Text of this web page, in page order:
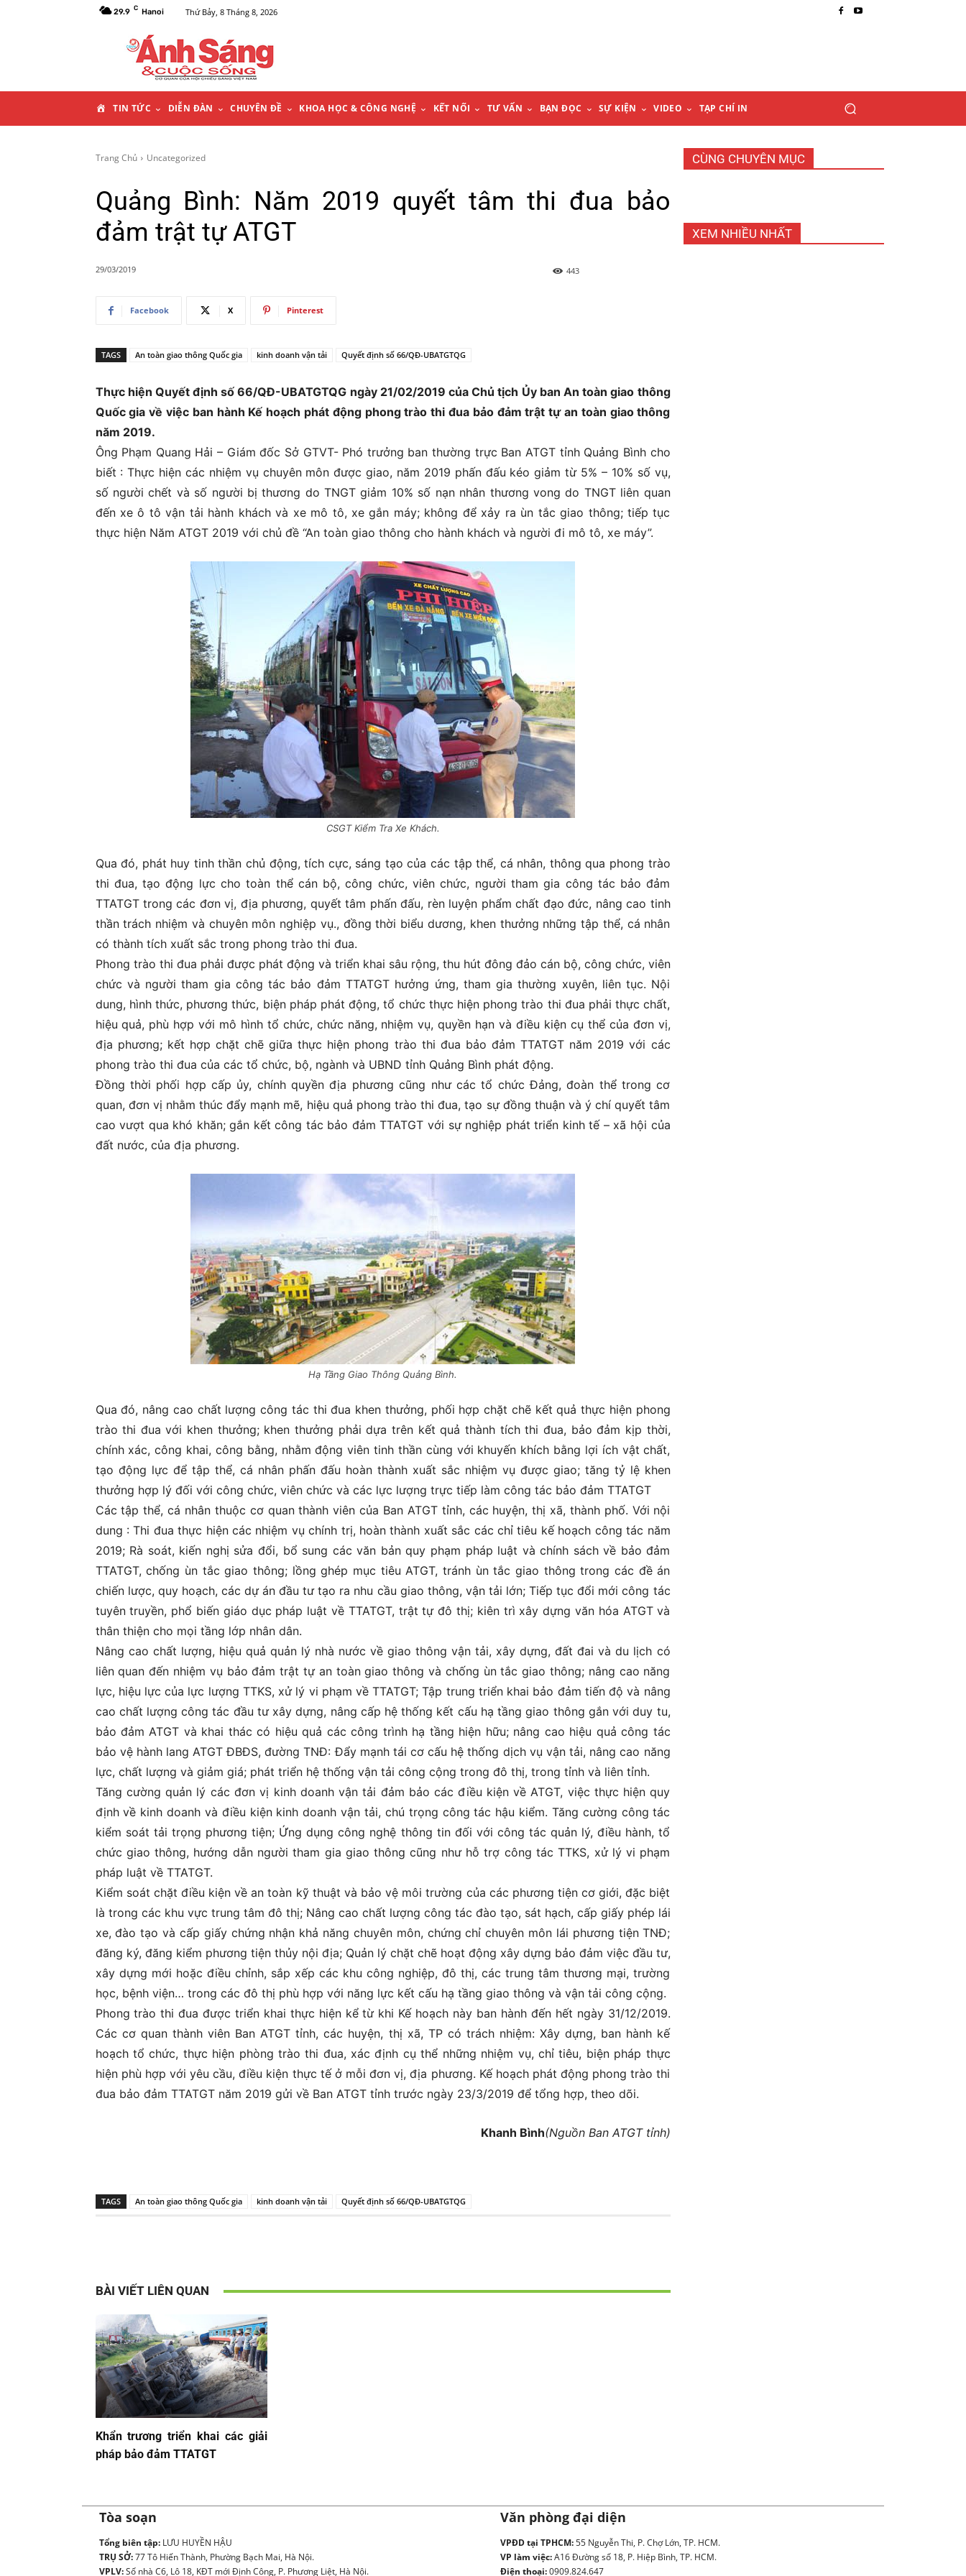
29.9 C Hanoi Thứ Bảy, 8 Tháng 8, 2026
N
H
Ủ
TIN TỨC DIỄN ĐÀN CHUYÊN ĐỀ KHOA HỌC & CÔNG NGHỆ KẾT NỐI TƯ VẤN BẠN ĐỌC SỰ KIỆN VIDEO TẠP CHÍ IN
Trang Chủ Uncategorized
Quảng Bình: Năm 2019 quyết tâm thi đua bảo
đảm trật tự ATGT
29/03/2019 443
Facebook X Pinterest
TAGS An toàn giao thông Quốc gia kinh doanh vận tải Quyết định số 66/QĐ-UBATGTQG
Thực hiện Quyết định số 66/QĐ-UBATGTQG ngày 21/02/2019 của Chủ tịch Ủy ban An toàn giao thông
Quốc gia về việc ban hành Kế hoạch phát động phong trào thi đua bảo đảm trật tự an toàn giao thông
năm 2019.
Ông Phạm Quang Hải – Giám đốc Sở GTVT- Phó trưởng ban thường trực Ban ATGT tỉnh Quảng Bình cho
biết : Thực hiện các nhiệm vụ chuyên môn được giao, năm 2019 phấn đấu kéo giảm từ 5% – 10% số vụ,
số người chết và số người bị thương do TNGT giảm 10% số nạn nhân thương vong do TNGT liên quan
đến xe ô tô vận tải hành khách và xe mô tô, xe gắn máy; không để xảy ra ùn tắc giao thông; tiếp tục
thực hiện Năm ATGT 2019 với chủ đề “An toàn giao thông cho hành khách và người đi mô tô, xe máy”.
CSGT Kiểm Tra Xe Khách.
Qua đó, phát huy tinh thần chủ động, tích cực, sáng tạo của các tập thể, cá nhân, thông qua phong trào
thi đua, tạo động lực cho toàn thể cán bộ, công chức, viên chức, người tham gia công tác bảo đảm
TTATGT trong các đơn vị, địa phương, quyết tâm phấn đấu, rèn luyện phẩm chất đạo đức, nâng cao tinh
thần trách nhiệm và chuyên môn nghiệp vụ., đồng thời biểu dương, khen thưởng những tập thể, cá nhân
có thành tích xuất sắc trong phong trào thi đua.
Phong trào thi đua phải được phát động và triển khai sâu rộng, thu hút đông đảo cán bộ, công chức, viên
chức và người tham gia công tác bảo đảm TTATGT hưởng ứng, tham gia thường xuyên, liên tục. Nội
dung, hình thức, phương thức, biện pháp phát động, tổ chức thực hiện phong trào thi đua phải thực chất,
hiệu quả, phù hợp với mô hình tổ chức, chức năng, nhiệm vụ, quyền hạn và điều kiện cụ thể của đơn vị,
địa phương; kết hợp chặt chẽ giữa thực hiện phong trào thi đua bảo đảm TTATGT năm 2019 với các
phong trào thi đua của các tổ chức, bộ, ngành và UBND tỉnh Quảng Bình phát động.
Đồng thời phối hợp cấp ủy, chính quyền địa phương cũng như các tổ chức Đảng, đoàn thể trong cơ
quan, đơn vị nhằm thúc đẩy mạnh mẽ, hiệu quả phong trào thi đua, tạo sự đồng thuận và ý chí quyết tâm
cao vượt qua khó khăn; gắn kết công tác bảo đảm TTATGT với sự nghiệp phát triển kinh tế – xã hội của
đất nước, của địa phương.
Hạ Tầng Giao Thông Quảng Bình.
Qua đó, nâng cao chất lượng công tác thi đua khen thưởng, phối hợp chặt chẽ kết quả thực hiện phong
trào thi đua với khen thưởng; khen thưởng phải dựa trên kết quả thành tích thi đua, bảo đảm kịp thời,
chính xác, công khai, công bằng, nhằm động viên tinh thần cùng với khuyến khích bằng lợi ích vật chất,
tạo động lực để tập thể, cá nhân phấn đấu hoàn thành xuất sắc nhiệm vụ được giao; tăng tỷ lệ khen
thưởng hợp lý đối với công chức, viên chức và các lực lượng trực tiếp làm công tác bảo đảm TTATGT
Các tập thể, cá nhân thuộc cơ quan thành viên của Ban ATGT tỉnh, các huyện, thị xã, thành phố. Với nội
dung : Thi đua thực hiện các nhiệm vụ chính trị, hoàn thành xuất sắc các chỉ tiêu kế hoạch công tác năm
2019; Rà soát, kiến nghị sửa đổi, bổ sung các văn bản quy phạm pháp luật và chính sách về bảo đảm
TTATGT, chống ùn tắc giao thông; lồng ghép mục tiêu ATGT, tránh ùn tắc giao thông trong các đề án
chiến lược, quy hoạch, các dự án đầu tư tạo ra nhu cầu giao thông, vận tải lớn; Tiếp tục đổi mới công tác
tuyên truyền, phổ biến giáo dục pháp luật về TTATGT, trật tự đô thị; kiên trì xây dựng văn hóa ATGT và
thân thiện cho mọi tầng lớp nhân dân.
Nâng cao chất lượng, hiệu quả quản lý nhà nước về giao thông vận tải, xây dựng, đất đai và du lịch có
liên quan đến nhiệm vụ bảo đảm trật tự an toàn giao thông và chống ùn tắc giao thông; nâng cao năng
lực, hiệu lực của lực lượng TTKS, xử lý vi phạm về TTATGT; Tập trung triển khai bảo đảm tiến độ và nâng
cao chất lượng công tác đầu tư xây dựng, nâng cấp hệ thống kết cấu hạ tầng giao thông gắn với duy tu,
bảo đảm ATGT và khai thác có hiệu quả các công trình hạ tầng hiện hữu; nâng cao hiệu quả công tác
bảo vệ hành lang ATGT ĐBĐS, đường TNĐ: Đẩy mạnh tái cơ cấu hệ thống dịch vụ vận tải, nâng cao năng
lực, chất lượng và giảm giá; phát triển hệ thống vận tải công cộng trong đô thị, trong tỉnh và liên tỉnh.
Tăng cường quản lý các đơn vị kinh doanh vận tải đảm bảo các điều kiện về ATGT, việc thực hiện quy
định về kinh doanh và điều kiện kinh doanh vận tải, chú trọng công tác hậu kiểm. Tăng cường công tác
kiểm soát tải trọng phương tiện; Ứng dụng công nghệ thông tin đối với công tác quản lý, điều hành, tổ
chức giao thông, hướng dẫn người tham gia giao thông cũng như hỗ trợ công tác TTKS, xử lý vi phạm
pháp luật về TTATGT.
Kiểm soát chặt điều kiện về an toàn kỹ thuật và bảo vệ môi trường của các phương tiện cơ giới, đặc biệt
là trong các khu vực trung tâm đô thị; Nâng cao chất lượng công tác đào tạo, sát hạch, cấp giấy phép lái
xe, đào tạo và cấp giấy chứng nhận khả năng chuyên môn, chứng chỉ chuyên môn lái phương tiện TNĐ;
đăng ký, đăng kiểm phương tiện thủy nội địa; Quản lý chặt chẽ hoạt động xây dựng bảo đảm việc đầu tư,
xây dựng mới hoặc điều chỉnh, sắp xếp các khu công nghiệp, đô thị, các trung tâm thương mại, trường
học, bệnh viện… trong các đô thị phù hợp với năng lực kết cấu hạ tầng giao thông và vận tải công cộng.
Phong trào thi đua được triển khai thực hiện kể từ khi Kế hoạch này ban hành đến hết ngày 31/12/2019.
Các cơ quan thành viên Ban ATGT tỉnh, các huyện, thị xã, TP có trách nhiệm: Xây dựng, ban hành kế
hoạch tổ chức, thực hiện phòng trào thi đua, xác định cụ thể những nhiệm vụ, chỉ tiêu, biện pháp thực
hiện phù hợp với yêu cầu, điều kiện thực tế ở mỗi đơn vị, địa phương. Kế hoạch phát động phong trào thi
đua bảo đảm TTATGT năm 2019 gửi về Ban ATGT tỉnh trước ngày 23/3/2019 để tổng hợp, theo dõi.
Khanh Bình(Nguồn Ban ATGT tỉnh)
TAGS An toàn giao thông Quốc gia kinh doanh vận tải Quyết định số 66/QĐ-UBATGTQG
BÀI VIẾT LIÊN QUAN
Khẩn trương triển khai các giải
pháp bảo đảm TTATGT
CÙNG CHUYÊN MỤC
XEM NHIỀU NHẤT
Tòa soạn
Tổng biên tập: LƯU HUYỀN HẬU
TRỤ SỞ:77 Tô Hiến Thành, Phường Bạch Mai, Hà Nội.
VPLV:Số nhà C6, Lô 18, KĐT mới Định Công, P. Phương Liệt, Hà Nội.
Văn phòng đại diện
VPĐD tại TPHCM:55 Nguyễn Thi, P. Chợ Lớn, TP. HCM.
VP làm việc:A16 Đường số 18, P. Hiệp Bình, TP. HCM.
Điện thoại:0909.824.647